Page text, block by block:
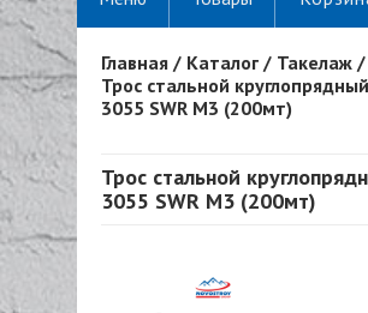
Вы здесь
Главная / Каталог / Такелаж /
Трос стальной
3055 SWR M3 (200мт)
Трос стальной
3055 SWR M3 (200мт)